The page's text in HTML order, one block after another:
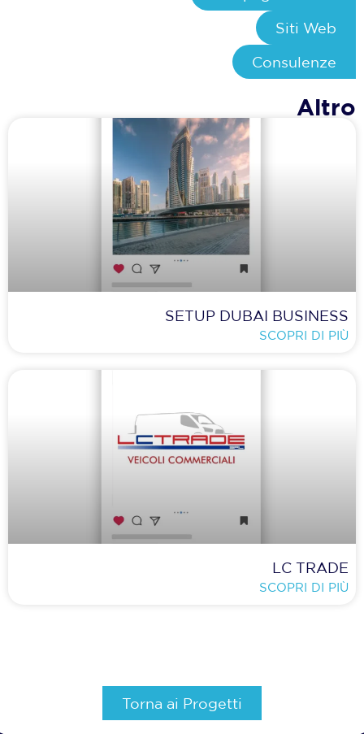
Siti Web
Consulenze
Altro
SETUP DUBAI BUSINESS
SCOPRI DI PIÙ
LC TRADE
SCOPRI DI PIÙ
Torna ai Progetti